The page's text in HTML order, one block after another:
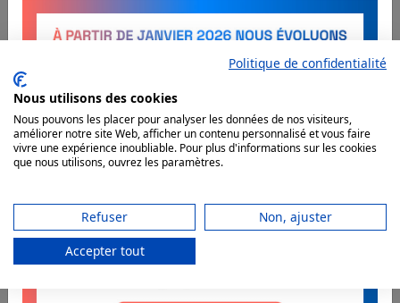
AKTIVEO FORMATION
PARTOUT EN FRANCE
Découvrez les formations prévues
autour de chez vous !
Politique de confidentialité
Nous utilisons des cookies
Nous pouvons les placer pour analyser les données de nos visiteurs,
améliorer notre site Web, afficher un contenu personnalisé et vous faire
vivre une expérience inoubliable. Pour plus d'informations sur les cookies
que nous utilisons, ouvrez les paramètres.
Refuser
Non, ajuster
Accepter tout